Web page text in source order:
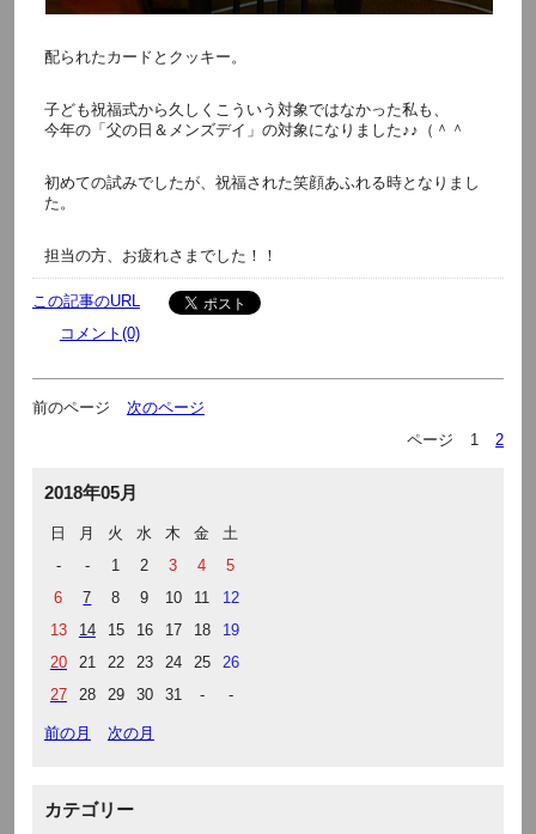
配られたカードとクッキー。
子ども祝福式から久しくこういう対象ではなかった私も、
今年の「父の日＆メンズデイ」の対象になりました♪♪（＾＾
初めての試みでしたが、祝福された笑顔あふれる時となりまし
た。
担当の方、お疲れさまでした！！
この記事のURL
コメント(0)
前のページ
次のページ
ページ
1 2
2018年05月
日 月 火 水 木 金
土
-
- 1 2 3 4
5
6
7 8 9 10 11
12
13
14 15 16 17 18
19
20
21 22 23 24 25
26
27
28 29 30 31 - -
前の月 次の月
カテゴリー